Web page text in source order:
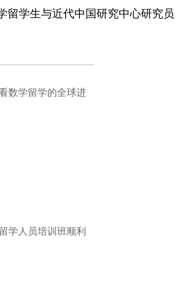
留学生与近代中国研究中心研究员